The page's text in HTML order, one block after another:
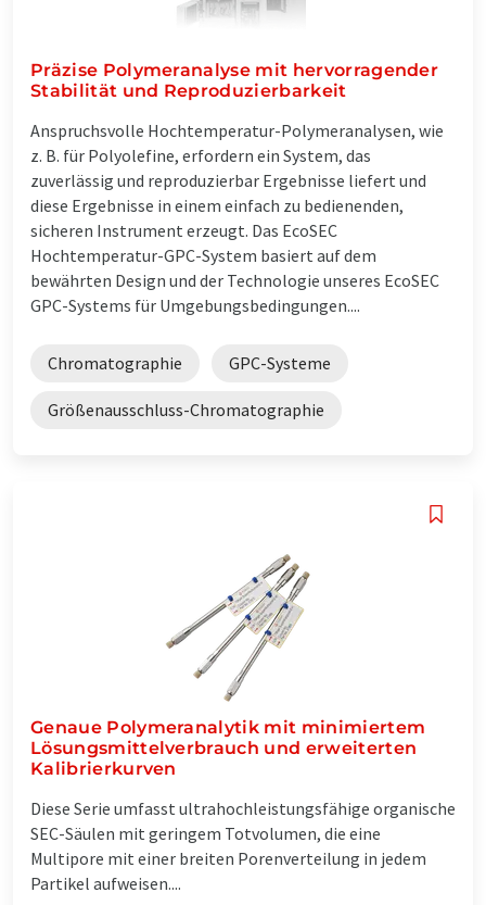
Präzise Polymeranalyse mit hervorragender
Stabilität und Reproduzierbarkeit
Anspruchsvolle Hochtemperatur-Polymeranalysen, wie
z. B. für Polyolefine, erfordern ein System, das
zuverlässig und reproduzierbar Ergebnisse liefert und
diese Ergebnisse in einem einfach zu bedienenden,
sicheren Instrument erzeugt. Das EcoSEC
Hochtemperatur-GPC-System basiert auf dem
bewährten Design und der Technologie unseres EcoSEC
GPC-Systems für Umgebungsbedingungen....
Chromatographie GPC-Systeme
Größenausschluss-Chromatographie
Genaue Polymeranalytik mit minimiertem
Lösungsmittelverbrauch und erweiterten
Kalibrierkurven
Diese Serie umfasst ultrahochleistungsfähige organische
SEC-Säulen mit geringem Totvolumen, die eine
Multipore mit einer breiten Porenverteilung in jedem
Partikel aufweisen....